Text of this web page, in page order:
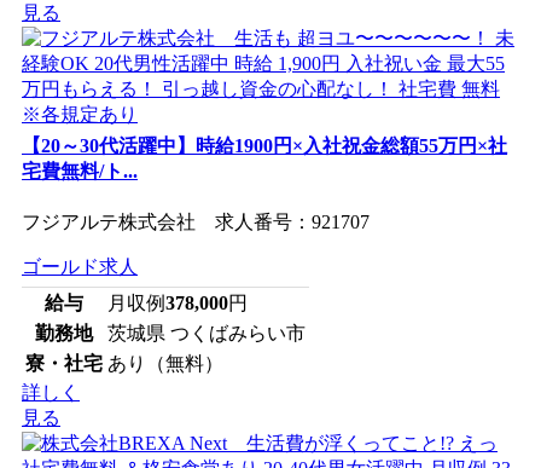
見る
【20～30代活躍中】時給1900円×入社祝金総額55万円×社
宅費無料/ト...
フジアルテ株式会社 求人番号：921707
ゴールド求人
給与
月収例378,000円
勤務地
茨城県 つくばみらい市
寮・社宅 あり（無料）
詳しく
見る